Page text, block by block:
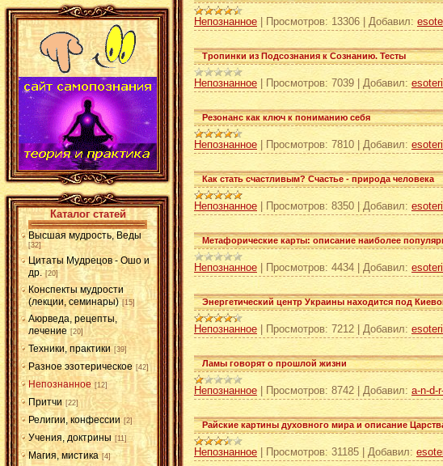
Каталог статей
Высшая мудрость, Веды
[32]
Цитаты Мудрецов - Ошо и
др. [20]
Конспекты мудрости
(лекции, семинары) [15]
Аюрведа, рецепты,
лечение [20]
Техники, практики [39]
Разное эзотерическое [42]
Непознанное [12]
Притчи [22]
Религии, конфессии [2]
Учения, доктрины [11]
Магия, мистика [4]
Непознанное Просмотров: 13306 Добавил:
Тропинки из Подсознания к Сознанию. Тесты
Непознанное Просмотров: 7039 Добавил:
Резонанс как ключ к пониманию себя
Непознанное Просмотров: 7810 Добавил:
Как стать счастливым? Счастье - природа человека
Непознанное Просмотров: 8350 Добавил:
Метафорические карты: описание наиболее
Непознанное Просмотров: 4434 | Добавил:
Энергетический центр Украины находится под
Непознанное Просмотров: 7212 Добавил:
Ламы говорят о прошлой жизни
Непознанное Просмотров: 8742 Добавил: a-n-d-
Райские картины духовного мира и описание
Непознанное Просмотров: 31185 Добавил: